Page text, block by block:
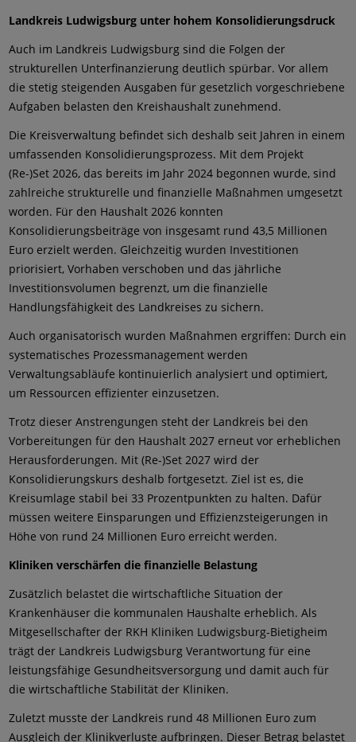
Landkreis Ludwigsburg unter hohem Konsolidierungsdruck
Auch im Landkreis Ludwigsburg sind die Folgen der
strukturellen Unterfinanzierung deutlich spürbar. Vor allem
die stetig steigenden Ausgaben für gesetzlich vorgeschriebene
Aufgaben belasten den Kreishaushalt zunehmend.
Die Kreisverwaltung befindet sich deshalb seit Jahren in einem
umfassenden Konsolidierungsprozess. Mit dem Projekt
(Re-)Set 2026, das bereits im Jahr 2024 begonnen wurde, sind
zahlreiche strukturelle und finanzielle Maßnahmen umgesetzt
worden. Für den Haushalt 2026 konnten
Konsolidierungsbeiträge von insgesamt rund 43,5 Millionen
Euro erzielt werden. Gleichzeitig wurden Investitionen
priorisiert, Vorhaben verschoben und das jährliche
Investitionsvolumen begrenzt, um die finanzielle
Handlungsfähigkeit des Landkreises zu sichern.
Auch organisatorisch wurden Maßnahmen ergriffen: Durch ein
systematisches Prozessmanagement werden
Verwaltungsabläufe kontinuierlich analysiert und optimiert,
um Ressourcen effizienter einzusetzen.
Trotz dieser Anstrengungen steht der Landkreis bei den
Vorbereitungen für den Haushalt 2027 erneut vor erheblichen
Herausforderungen. Mit (Re-)Set 2027 wird der
Konsolidierungskurs deshalb fortgesetzt. Ziel ist es, die
Kreisumlage stabil bei 33 Prozentpunkten zu halten. Dafür
müssen weitere Einsparungen und Effizienzsteigerungen in
Höhe von rund 24 Millionen Euro erreicht werden.
Kliniken verschärfen die finanzielle Belastung
Zusätzlich belastet die wirtschaftliche Situation der
Krankenhäuser die kommunalen Haushalte erheblich. Als
Mitgesellschafter der RKH Kliniken Ludwigsburg-Bietigheim
trägt der Landkreis Ludwigsburg Verantwortung für eine
leistungsfähige Gesundheitsversorgung und damit auch für
die wirtschaftliche Stabilität der Kliniken.
Zuletzt musste der Landkreis rund 48 Millionen Euro zum
Ausgleich der Klinikverluste aufbringen. Dieser Betrag belastet